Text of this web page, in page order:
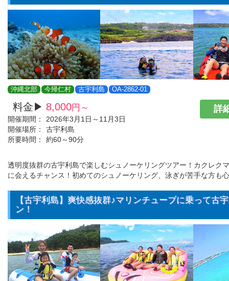
沖縄北部 今帰仁村 古宇利島 OA-2862-01
料金▶ 8,000円～
開催期間：
2026年3月1日～11月3日
開催場所：
古宇利島
所要時間：
約60～90分
詳
透明度抜群の古宇利島で楽しむシュノーケリングツアー！カクレク
に会えるチャンス！初めてのシュノーケリング、泳ぎが苦手な方も
【古宇利島】爽快感抜群♪マリンチューブに乗って古
ン！